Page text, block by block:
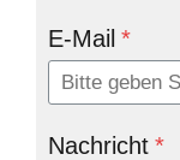
E-Mail *
Nachricht *